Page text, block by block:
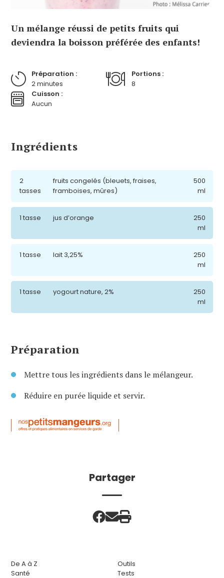
Un mélange réussi de petits fruits qui
deviendra la boisson préférée des enfants!
Préparation :
2 minutes
Portions :
8
Cuisson :
Aucun
Ingrédients
2
tasses
fruits congelés (bleuets, fraises,
framboises, mûres)
500
ml
1 tasse jus d’orange
250
ml
1 tasse lait 3,25%
250
ml
1 tasse yogourt nature, 2%
250
ml
Préparation
Mettre tous les ingrédients dans le mélangeur.
Réduire en purée liquide et servir.
Partager
De A à Z
Santé
Outils
Tests